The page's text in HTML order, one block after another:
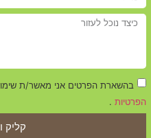
בהשארת הפרטים אני מאשר/ת
הפרטיות .
קליק